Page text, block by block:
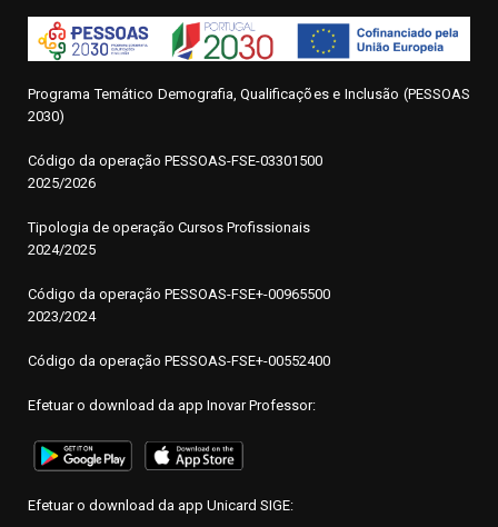
Programa Temático Demografia, Qualificações e Inclusão (PESSOAS
2030)
Código da operação PESSOAS-FSE-03301500
2025/2026
Tipologia de operação Cursos Profissionais
2024/2025
Código da operação PESSOAS-FSE+-00965500
2023/2024
Código da operação PESSOAS-FSE+-00552400
Efetuar o download da app Inovar Professor:
Efetuar o download da app Unicard SIGE: